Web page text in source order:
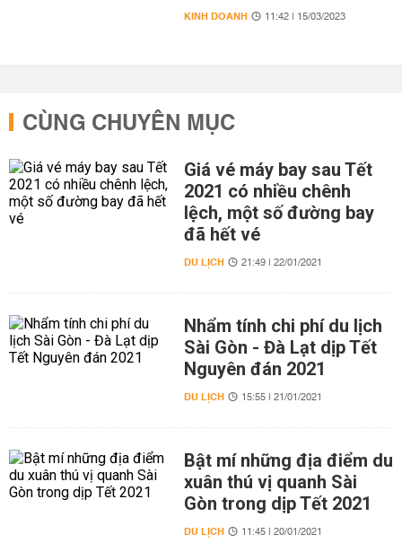
KINH DOANH 11:42 | 15/03/2023
CÙNG CHUYÊN MỤC
Giá vé máy bay sau Tết
2021 có nhiều chênh
lệch, một số đường bay
đã hết vé
DU LỊCH 21:49 | 22/01/2021
Nhẩm tính chi phí du lịch
Sài Gòn - Đà Lạt dịp Tết
Nguyên đán 2021
DU LỊCH 15:55 | 21/01/2021
Bật mí những địa điểm du
xuân thú vị quanh Sài
Gòn trong dịp Tết 2021
DU LỊCH 11:45 | 20/01/2021